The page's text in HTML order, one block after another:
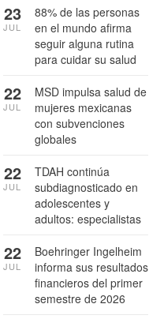
88% de las personas
en el mundo afirma
seguir alguna rutina
para cuidar su salud
23
JUL
MSD impulsa salud de
mujeres mexicanas
con subvenciones
globales
22
JUL
TDAH continúa
subdiagnosticado en
adolescentes y
adultos: especialistas
22
JUL
Boehringer Ingelheim
informa sus resultados
financieros del primer
semestre de 2026
22
JUL